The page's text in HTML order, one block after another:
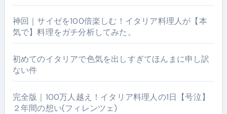
神回｜サイゼを100倍楽しむ！イタリア料理人が【本
気で】料理をガチ分析してみた。
初めてのイタリアで色気を出しすぎてほんまに申し訳
ない件
完全版｜100万人越え！イタリア料理人の1日【号泣】
２年間の想い(フィレンツェ)